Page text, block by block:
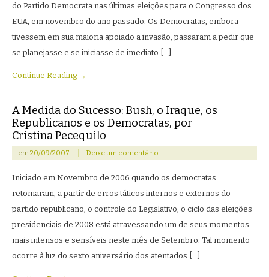
do Partido Democrata nas últimas eleições para o Congresso dos
EUA, em novembro do ano passado. Os Democratas, embora
tivessem em sua maioria apoiado a invasão, passaram a pedir que
se planejasse e se iniciasse de imediato […]
Continue Reading →
A Medida do Sucesso: Bush, o Iraque, os
Republicanos e os Democratas, por
Cristina Pecequilo
em20/09/2007 Deixe um comentário
Iniciado em Novembro de 2006 quando os democratas
retomaram, a partir de erros táticos internos e externos do
partido republicano, o controle do Legislativo, o ciclo das eleições
presidenciais de 2008 está atravessando um de seus momentos
mais intensos e sensíveis neste mês de Setembro. Tal momento
ocorre à luz do sexto aniversário dos atentados […]